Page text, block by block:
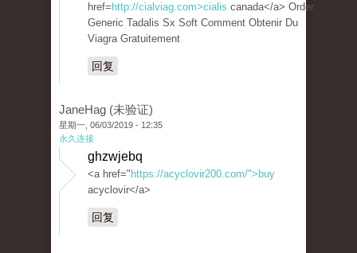
href= http://cialviag.com>cialis canada</a> Order
Generic Tadalis Sx Soft Comment Obtenir Du
Viagra Gratuitement
回复
JaneHag (未验证)
星期一, 06/03/2019 - 12:35
永久连接
ghzwjebq
<a href=" https://acyclovir200.com/">buy
acyclovir</a>
回复